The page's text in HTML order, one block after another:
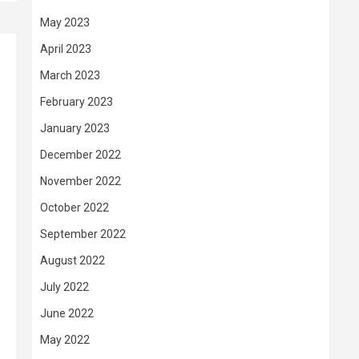
May 2023
April 2023
March 2023
February 2023
January 2023
December 2022
November 2022
October 2022
September 2022
August 2022
July 2022
June 2022
May 2022